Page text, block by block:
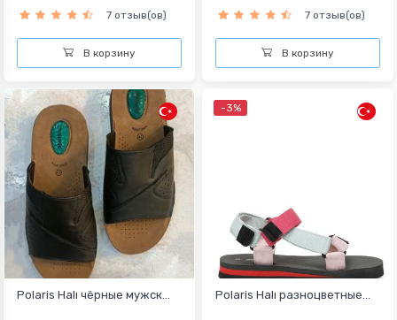
7 отзыв(ов)
В корзину
7 отзыв(ов)
В корзину
Polaris Halı чёрныe мужск...
-3%
Polaris Halı разноцветные...